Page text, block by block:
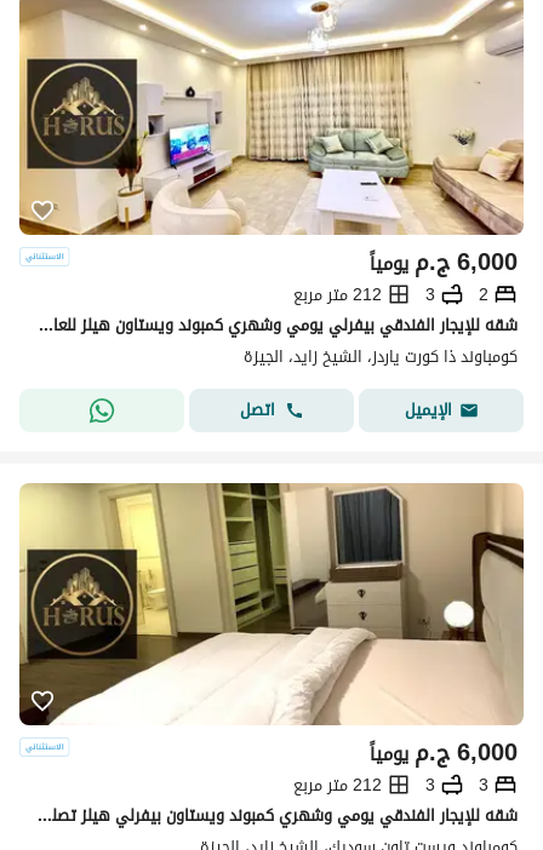
ج.م6,000 يومياً
2
3
212 متر مربع
شقه للإيجار الفندقي بيفرلي يومي وشهري كمبوند ويستاون هيلز للعائلات
كومباوند ذا كورت ياردز، الشيخ زايد، الجيزة
الإيميل
اتصل
ج.م6,000 يومياً
3
3
212 متر مربع
شقه للإيجار الفندقي يومي وشهري كمبوند ويستاون بيفرلي هيلز تصلح للعائلات